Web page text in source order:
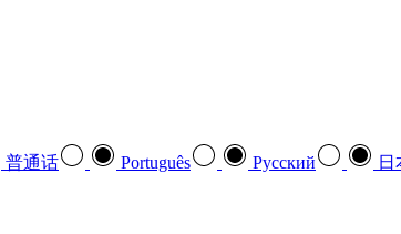
普通话 Português Pусский 日